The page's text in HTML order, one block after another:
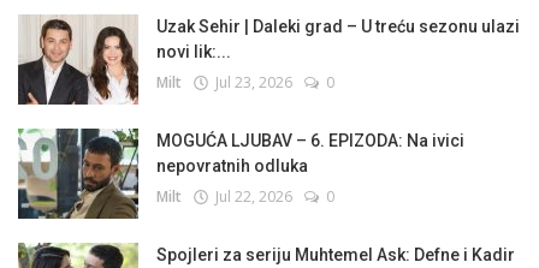
Uzak Sehir | Daleki grad – U treću sezonu ulazi
novi lik:...
Milt Jul 23, 2026 0
MOGUĆA LJUBAV – 6. EPIZODA: Na ivici
nepovratnih odluka
Milt Jul 22, 2026 0
Spojleri za seriju Muhtemel Ask: Defne i Kadir